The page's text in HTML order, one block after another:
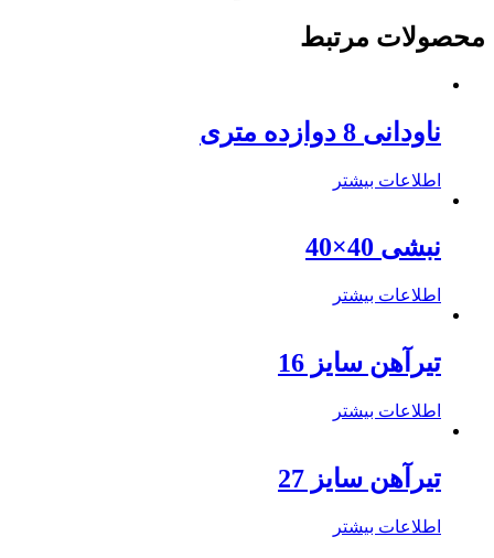
محصولات مرتبط
ناودانی 8 دوازده متری
اطلاعات بیشتر
نبشی 40×40
اطلاعات بیشتر
تیرآهن سایز 16
اطلاعات بیشتر
تیرآهن سایز 27
اطلاعات بیشتر